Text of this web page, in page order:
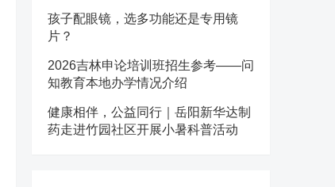
孩子配眼镜，选多功能还是专用镜
片？
2026吉林申论培训班招生参考——问
知教育本地办学情况介绍
健康相伴，公益同行｜岳阳新华达制
药走进竹园社区开展小暑科普活动